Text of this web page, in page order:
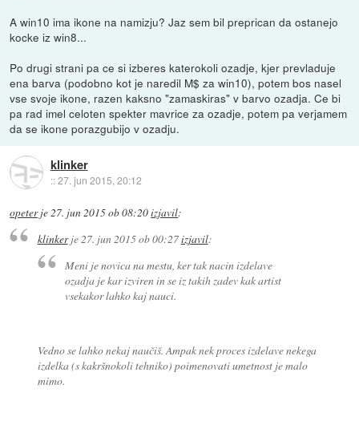
A win10 ima ikone na namizju? Jaz sem bil preprican da ostanejo
kocke iz win8...
Po drugi strani pa ce si izberes katerokoli ozadje, kjer prevladuje
ena barva (podobno kot je naredil M$ za win10), potem bos nasel
vse svoje ikone, razen kaksno "zamaskiras" v barvo ozadja. Ce bi
pa rad imel celoten spekter mavrice za ozadje, potem pa verjamem
da se ikone porazgubijo v ozadju.
klinker
::27. jun 2015, 20:12
opeterje27. jun 2015 ob 08:20izjavil:
klinkerje27. jun 2015 ob 00:27izjavil:
Meni je novica na mestu, ker tak nacin izdelave
ozadja je kar izviren in se iz takih zadev kak artist
vsekakor lahko kaj nauci.
Vedno se lahko nekaj naučiš. Ampak nek proces izdelave nekega
izdelka (s kakršnokoli tehniko) poimenovati umetnost je malo
mimo.